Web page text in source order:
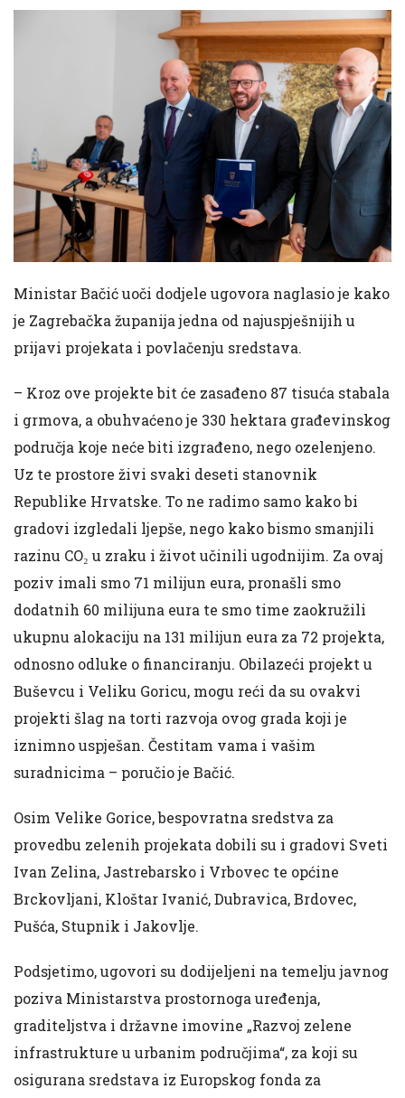
Ministar Bačić uoči dodjele ugovora naglasio je kako
je Zagrebačka županija jedna od najuspješnijih u
prijavi projekata i povlačenju sredstava.
– Kroz ove projekte bit će zasađeno 87 tisuća stabala
i grmova, a obuhvaćeno je 330 hektara građevinskog
područja koje neće biti izgrađeno, nego ozelenjeno.
Uz te prostore živi svaki deseti stanovnik
Republike Hrvatske. To ne radimo samo kako bi
gradovi izgledali ljepše, nego kako bismo smanjili
razinu CO₂ u zraku i život učinili ugodnijim. Za ovaj
poziv imali smo 71 milijun eura, pronašli smo
dodatnih 60 milijuna eura te smo time zaokružili
ukupnu alokaciju na 131 milijun eura za 72 projekta,
odnosno odluke o financiranju. Obilazeći projekt u
Buševcu i Veliku Goricu, mogu reći da su ovakvi
projekti šlag na torti razvoja ovog grada koji je
iznimno uspješan. Čestitam vama i vašim
suradnicima – poručio je Bačić.
Osim Velike Gorice, bespovratna sredstva za
provedbu zelenih projekata dobili su i gradovi Sveti
Ivan Zelina, Jastrebarsko i Vrbovec te općine
Brckovljani, Kloštar Ivanić, Dubravica, Brdovec,
Pušća, Stupnik i Jakovlje.
Podsjetimo, ugovori su dodijeljeni na temelju javnog
poziva Ministarstva prostornoga uređenja,
graditeljstva i državne imovine „Razvoj zelene
infrastrukture u urbanim područjima“, za koji su
osigurana sredstava iz Europskog fonda za